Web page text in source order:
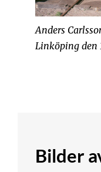
Anders
Linköping den
Bilder